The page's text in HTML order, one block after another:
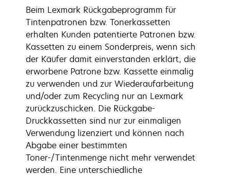
Beim Lexmark Rückgabeprogramm für
Tintenpatronen bzw. Tonerkassetten
erhalten Kunden patentierte Patronen bzw.
Kassetten zu einem Sonderpreis, wenn sich
der Käufer damit einverstanden erklärt, die
erworbene Patrone bzw. Kassette einmalig
zu verwenden und zur Wiederaufarbeitung
und/oder zum Recycling nur an Lexmark
zurückzuschicken. Die Rückgabe-
Druckkassetten sind nur zur einmaligen
Verwendung lizenziert und können nach
Abgabe einer bestimmten
Toner-/Tintenmenge nicht mehr verwendet
werden. Eine unterschiedliche